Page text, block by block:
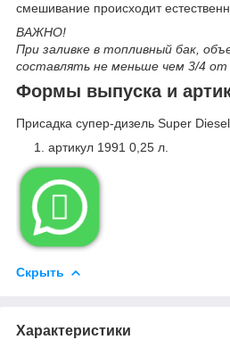
смешивание происходит
ВАЖНО!
При заливке в топливный бак,
составлять не меньше чем 3/4
Формы выпуска и
Присадка супер-дизель Super
артикул 1991 0,25 л.

Скрыть
Характеристики